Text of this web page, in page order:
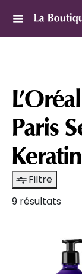
Paris
Filtre
9 résultats